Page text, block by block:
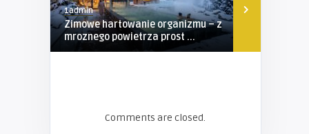
1admin
Zimowe hartowanie organizmu – z
mroznego powietrza prost ...
Comments are closed.